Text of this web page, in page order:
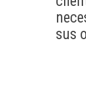
sus